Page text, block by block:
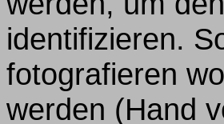
identifizieren.
fotografieren
werden (Hand